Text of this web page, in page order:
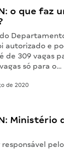
o que faz
autorizado e
de 309 vagas
só para o…
de 2020
Ministério